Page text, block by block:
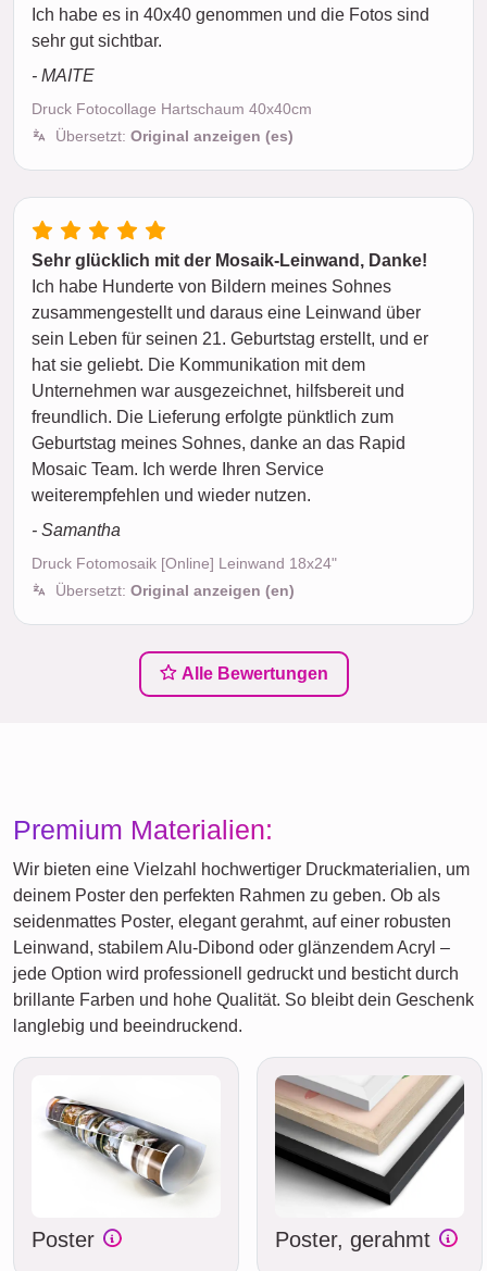
Ich habe es in 40x40 genommen und die Fotos sind
sehr gut sichtbar.
- MAITE
Druck Fotocollage Hartschaum 40x40cm
Übersetzt: Original anzeigen (es)
Sehr glücklich mit der Mosaik-Leinwand, Danke!
Ich habe Hunderte von Bildern meines Sohnes
zusammengestellt und daraus eine Leinwand über
sein Leben für seinen 21. Geburtstag erstellt, und er
hat sie geliebt. Die Kommunikation mit dem
Unternehmen war ausgezeichnet, hilfsbereit und
freundlich. Die Lieferung erfolgte pünktlich zum
Geburtstag meines Sohnes, danke an das Rapid
Mosaic Team. Ich werde Ihren Service
weiterempfehlen und wieder nutzen.
- Samantha
Druck Fotomosaik [Online] Leinwand 18x24"
Übersetzt: Original anzeigen (en)
Alle Bewertungen
Premium Materialien:
Wir bieten eine Vielzahl hochwertiger Druckmaterialien, um
deinem Poster den perfekten Rahmen zu geben. Ob als
seidenmattes Poster, elegant gerahmt, auf einer robusten
Leinwand, stabilem Alu-Dibond oder glänzendem Acryl –
jede Option wird professionell gedruckt und besticht durch
brillante Farben und hohe Qualität. So bleibt dein Geschenk
langlebig und beeindruckend.
Poster Poster, gerahmt